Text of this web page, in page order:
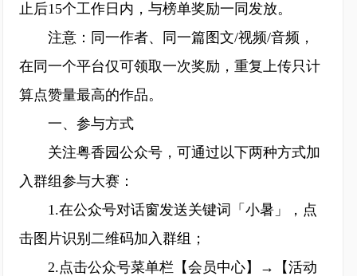
止后15个工作日内，与榜单奖励一同发放。
注意：同一作者、同一篇图文/视频/音频，
在同一个平台仅可领取一次奖励，重复上传只计
算点赞量最高的作品。
一、参与方式
关注粤香园公众号，可通过以下两种方式加
入群组参与大赛：
1.在公众号对话窗发送关键词「小暑」，点
击图片识别二维码加入群组；
2.点击公众号菜单栏【会员中心】→【活动